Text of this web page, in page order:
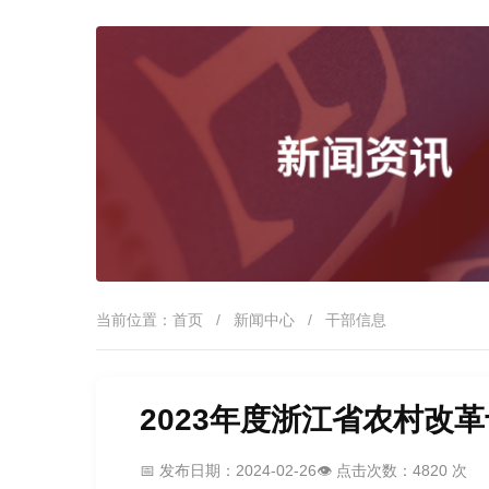
当前位置： 首页 / 新闻中心 / 干部信息
2023年度浙江省农村改
📅 发布日期：2024-02-26👁️ 点击次数：4820 次